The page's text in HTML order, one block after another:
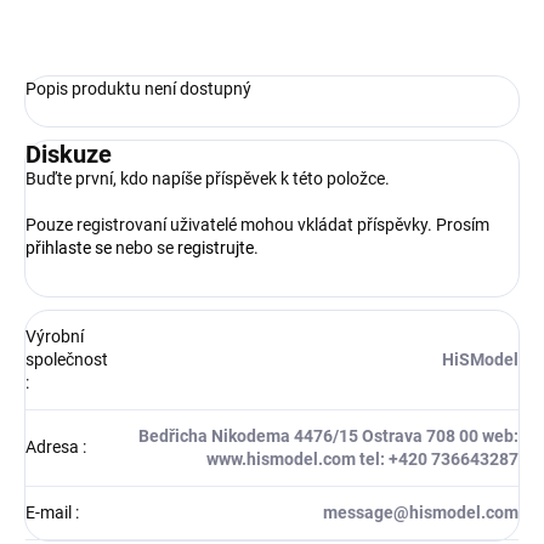
Popis produktu není dostupný
Diskuze
Buďte první, kdo napíše příspěvek k této položce.
Pouze registrovaní uživatelé mohou vkládat příspěvky. Prosím
přihlaste se nebo se registrujte.
Výrobní
společnost
:
HiSModel
Adresa :
Bedřicha Nikodema 4476/15 Ostrava 708 00 web:
www.hismodel.com tel: +420 736643287
E-mail : message@hismodel.com